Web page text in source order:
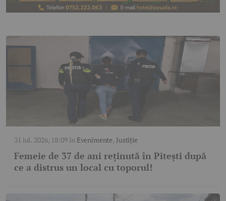
31 iul. 2026, 18:09în Evenimente, Justiție
Femeie de 37 de ani reținută în Pitești după
ce a distrus un local cu toporul!